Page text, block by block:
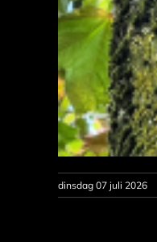
dinsdag 07 juli 2026